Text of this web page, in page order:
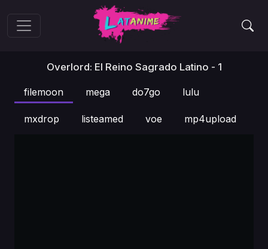
Overlord: El Reino Sagrado Latino - 1
filemoon mega do7go lulu
mxdrop listeamed voe mp4upload